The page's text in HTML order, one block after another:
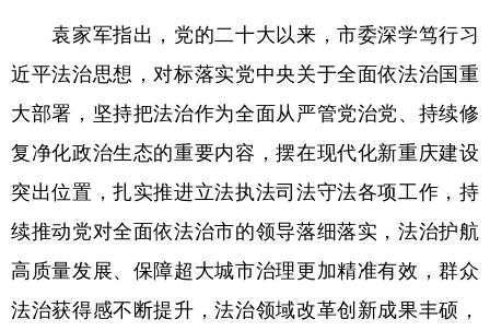
袁家军指出，党的二十大以来，市委深学笃行习
近平法治思想，对标落实党中央关于全面依法治国重
大部署，坚持把法治作为全面从严管党治党、持续修
复净化政治生态的重要内容，摆在现代化新重庆建设
突出位置，扎实推进立法执法司法守法各项工作，持
续推动党对全面依法治市的领导落细落实，法治护航
高质量发展、保障超大城市治理更加精准有效，群众
法治获得感不断提升，法治领域改革创新成果丰硕，